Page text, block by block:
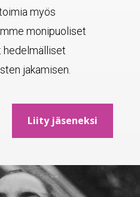
myös
monipuoliset
hedelmälliset
jakamisen.
Liity jäseneksi